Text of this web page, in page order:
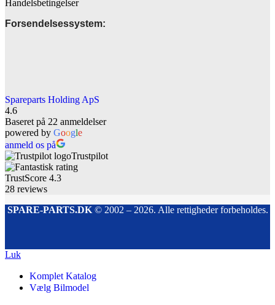
Handelsbetingelser
Forsendelsessystem:
Spareparts Holding ApS
4.6
Baseret på 22 anmeldelser
powered by Google
anmeld os på
Trustpilot
TrustScore 4.3
28 reviews
SPARE-PARTS.DK© 2002 – 2026. Alle rettigheder forbeholdes.
Luk
Komplet Katalog
Vælg Bilmodel